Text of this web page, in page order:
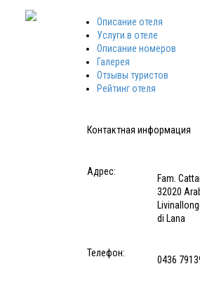
Описание отеля
Услуги в отеле
Описание номеров
Галерея
Отзывы туристов
Рейтинг отеля
Контактная информация
Адрес:
Fam.
32020
di Lana
Телефон:
0436